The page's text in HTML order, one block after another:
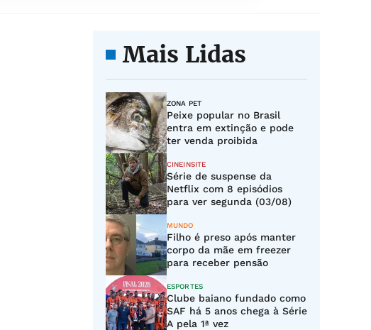
Mais Lidas
ZONA PET
Peixe popular no Brasil
entra em extinção e pode
ter venda proibida
CINEINSITE
Série de suspense da
Netflix com 8 episódios
para ver segunda (03/08)
MUNDO
Filho é preso após manter
corpo da mãe em freezer
para receber pensão
ESPORTES
Clube baiano fundado como
SAF há 5 anos chega à Série
A pela 1ª vez